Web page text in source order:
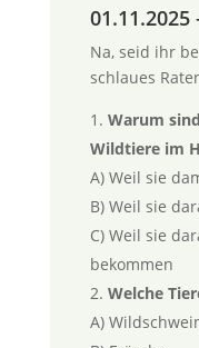
Na, seid ihr
schlaues
Warum
Wildtiere im
A) Weil sie
B) Weil sie
C) Weil sie
bekommen
Welche
A)